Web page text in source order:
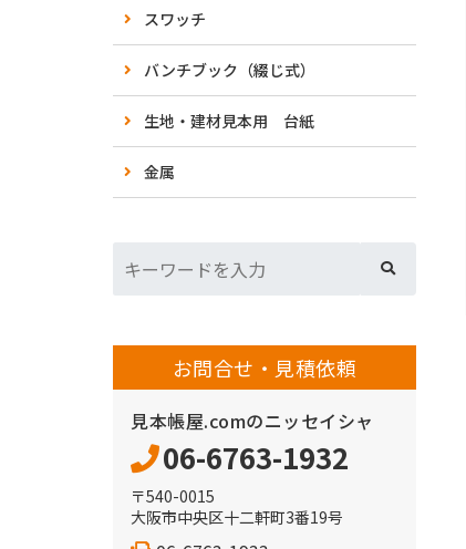
スワッチ
バンチブック（綴じ式）
生地・建材見本用 台紙
金属
お問合せ・見積依頼
見本帳屋.comのニッセイシャ
06-6763-1932
〒540-0015
大阪市中央区十二軒町3番19号